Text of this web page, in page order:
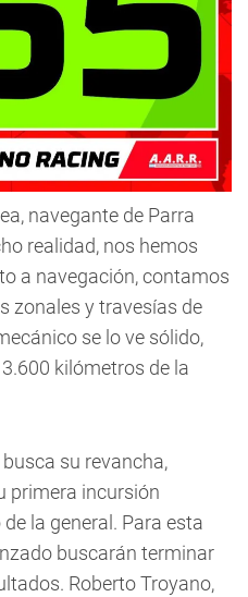
navegante de Parra
realidad, nos hemos
a navegación, contamos
zonales y travesías de
se lo ve sólido,
kilómetros de la
su revancha,
primera incursión
la general. Para esta
buscarán terminar
Roberto Troyano,